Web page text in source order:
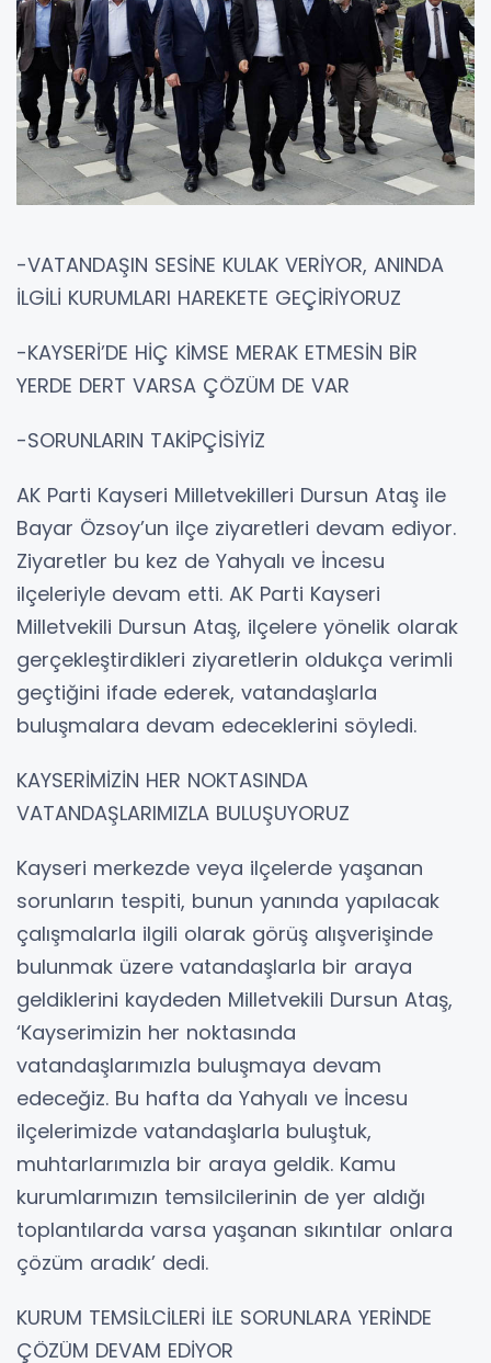
-VATANDAŞIN SESİNE KULAK VERİYOR, ANINDA
İLGİLİ KURUMLARI HAREKETE GEÇİRİYORUZ
-KAYSERİ’DE HİÇ KİMSE MERAK ETMESİN BİR
YERDE DERT VARSA ÇÖZÜM DE VAR
-SORUNLARIN TAKİPÇİSİYİZ
AK Parti Kayseri Milletvekilleri Dursun Ataş ile
Bayar Özsoy’un ilçe ziyaretleri devam ediyor.
Ziyaretler bu kez de Yahyalı ve İncesu
ilçeleriyle devam etti. AK Parti Kayseri
Milletvekili Dursun Ataş, ilçelere yönelik olarak
gerçekleştirdikleri ziyaretlerin oldukça verimli
geçtiğini ifade ederek, vatandaşlarla
buluşmalara devam edeceklerini söyledi.
KAYSERİMİZİN HER NOKTASINDA
VATANDAŞLARIMIZLA BULUŞUYORUZ
Kayseri merkezde veya ilçelerde yaşanan
sorunların tespiti, bunun yanında yapılacak
çalışmalarla ilgili olarak görüş alışverişinde
bulunmak üzere vatandaşlarla bir araya
geldiklerini kaydeden Milletvekili Dursun Ataş,
‘Kayserimizin her noktasında
vatandaşlarımızla buluşmaya devam
edeceğiz. Bu hafta da Yahyalı ve İncesu
ilçelerimizde vatandaşlarla buluştuk,
muhtarlarımızla bir araya geldik. Kamu
kurumlarımızın temsilcilerinin de yer aldığı
toplantılarda varsa yaşanan sıkıntılar onlara
çözüm aradık’ dedi.
KURUM TEMSİLCİLERİ İLE SORUNLARA YERİNDE
ÇÖZÜM DEVAM EDİYOR